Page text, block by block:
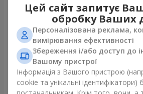
Букет "Tarnis"
6 152 грн 1 443
Цей сайт запитує
обробку Ваших
Персоналізована реклама,
вимірювання ефективності
Збереження і/або доступ до
Вашому пристрої
Інформація з Вашого пристрою
cookie та унікальні ідентифікатори)